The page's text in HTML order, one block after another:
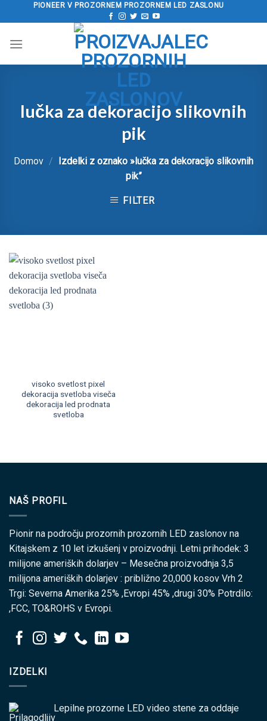
Preskoči
na
PIONEER V PROZORNEM PROZORNEM LED ZASLONU
lučka za dekoracijo slikovnih
pik
Domov / Izdelki z oznako »lučka za dekoracijo slikovnih
pik”
FILTER
visoko svetlost pixel
dekoracija svetloba viseča
dekoracija led prodnata
svetloba
NAŠ PROFIL
Pionir na področju prozornih prozornih LED zaslonov na
Kitajskem z 10 let izkušenj v proizvodnji. Letni prihodek: 3
milijone ameriških dolarjev – Mesečna proizvodnja 3,5
milijona ameriških dolarjev : približno 20,000 kosov Vrh 2
Trgi: Severna Amerika 25% ,Evropi 45% ,drugi 30% Potrdilo:
,FCC, TO&ROHS v Evropi.
IZDELKI
Lepilne prozorne LED video stene za oddaje